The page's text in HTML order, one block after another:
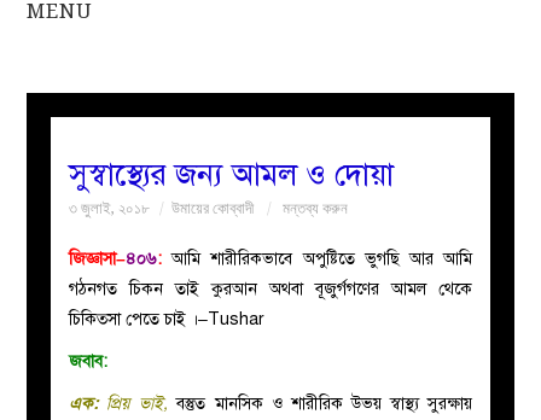
MENU
সকল
বয়ান
নারীদের
পাতা
সুস্বাস্থ্যের জন্য আমল ও দোয়া
৩ জুলাই, ২০১৮ উমায়ের কোব্বাদী মন্তব্য করুন
জিজ্ঞাসা–৪০৬: আমি শারীরিকভাবে অপুষ্টিতে ভুগছি আর আমি
গঠনগত চিকন তাই কুরআন অথবা বূজুর্গগণের আমল থেকে
চিকিত্সা পেতে চাই ।–Tushar
জবাব:
এক: প্রিয় ভাই, বস্তুত মানসিক ও শারীরিক উভয় স্বাস্থ্য সুরক্ষায়